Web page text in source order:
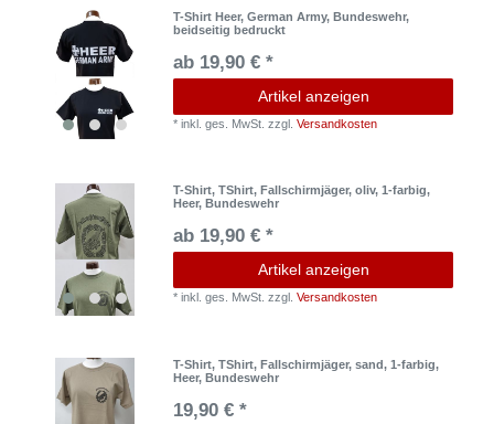
T-Shirt Heer, German Army, Bundeswehr,
beidseitig bedruckt
ab 19,90 € *
Artikel anzeigen
*inkl. ges. MwSt. zzgl.Versandkosten
T-Shirt, TShirt, Fallschirmjäger, oliv, 1-farbig,
Heer, Bundeswehr
ab 19,90 € *
Artikel anzeigen
*inkl. ges. MwSt. zzgl.Versandkosten
T-Shirt, TShirt, Fallschirmjäger, sand, 1-farbig,
Heer, Bundeswehr
19,90 € *